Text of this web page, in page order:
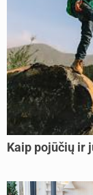
Kaip pojūčių ir